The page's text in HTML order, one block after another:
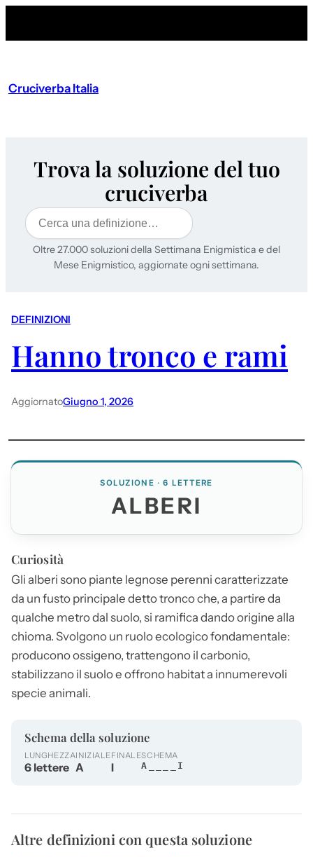
Cruciverba Italia
Trova la soluzione del tuo
cruciverba
Cerca
Oltre 27.000 soluzioni della Settimana Enigmistica e del
Mese Enigmistico, aggiornate ogni settimana.
DEFINIZIONI
Hanno tronco e rami
AggiornatoGiugno 1, 2026
SOLUZIONE · 6 LETTERE
ALBERI
Curiosità
Gli alberi sono piante legnose perenni caratterizzate
da un fusto principale detto tronco che, a partire da
qualche metro dal suolo, si ramifica dando origine alla
chioma. Svolgono un ruolo ecologico fondamentale:
producono ossigeno, trattengono il carbonio,
stabilizzano il suolo e offrono habitat a innumerevoli
specie animali.
Schema della soluzione
LUNGHEZZA
6 lettere
INIZIALE
A
FINALE
I
SCHEMA
A____I
Altre definizioni con questa soluzione